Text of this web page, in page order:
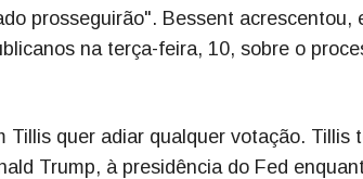
prosseguirão". Bessent acrescentou,
na terça-feira, 10, sobre o
quer adiar qualquer votação. Tillis
Trump, à presidência do Fed